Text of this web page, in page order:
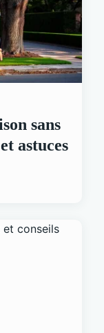
sans
astuces